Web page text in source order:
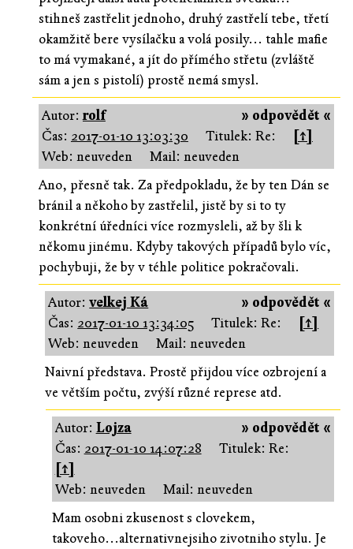
stihneš zastřelit jednoho, druhý zastřelí tebe, třetí
okamžitě bere vysílačku a volá posily... tahle mafie
to má vymakané, a jít do přímého střetu (zvláště
sám a jen s pistolí) prostě nemá smysl.
» odpovědět «
Autor:rolf
Čas: 2017-01-10 13:03:30 Titulek: Re:
[↑]
Web: neuveden
Mail: neuveden
Ano, přesně tak. Za předpokladu, že by ten Dán se
bránil a někoho by zastřelil, jistě by si to ty
konkrétní úředníci více rozmysleli, až by šli k
někomu jinému. Kdyby takových případů bylo víc,
pochybuji, že by v téhle politice pokračovali.
» odpovědět «
Autor:velkej Ká
Čas: 2017-01-10 13:34:05 Titulek: Re:
[↑]
Web: neuveden
Mail: neuveden
Naivní představa. Prostě přijdou více ozbrojení a
ve větším počtu, zvýší různé represe atd.
» odpovědět «
Autor: Lojza
Čas: 2017-01-10 14:07:28
Titulek: Re:
[↑]
Web: neuveden
Mail: neuveden
Mam osobni zkusenost s clovekem,
takoveho...alternativnejsiho zivotniho stylu. Je